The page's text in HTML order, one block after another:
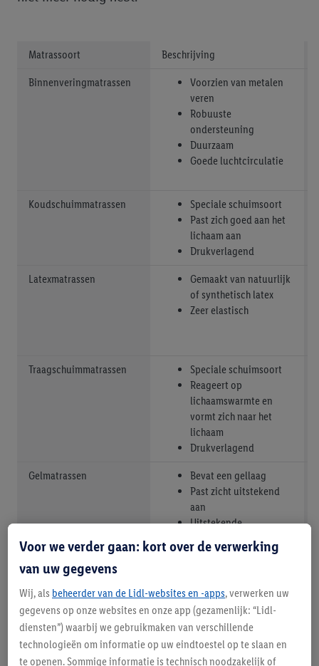
Matrassoort Beschrijving
Binnenveringmatrassen
Voorzien van metalen
veren
Robuuste
ondersteuning
Duurzaam
Goede luchtcirculatie
Koudschuimmatrassen
Speciale schuimsoort
Past zich goed aan het
lichaam aan
Drukverlagend
Latexmatrassen
Gemaakt van natuurlijk
of synthetisch latex
Zeer elastisch
Traagschuimmatrassen
Speciale schuimsoort
Reageert op
lichaamswarmte en
vormt zich naar het
lichaam
Drukverlagend
Gelmatrassen
Bevat een gellaag
Past zicht uitstekend
aan
Uitstekende
drukverdeling en
temperatuurregulatie
Pocketveringmatrassen
Veren afzonderlijk
verpakt in zakjes
Goede puntelasticiteit
Goede luchtcirculatie
Voor we verder gaan: kort over de verwerking
van uw gegevens
Wij, als beheerder van de Lidl-websites en -apps, verwerken uw
gegevens op onze websites en onze app (gezamenlijk: “Lidl-
diensten”) waarbij we gebruikmaken van verschillende
technologieën om informatie op uw eindtoestel op te slaan en
te openen. Sommige informatie is technisch noodzakelijk of